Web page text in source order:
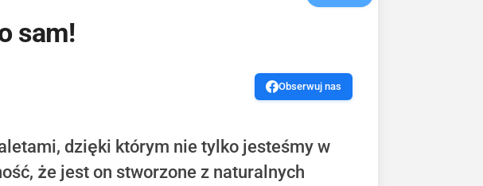
sam!
Obserwuj nas
dzięki którym nie tylko jesteśmy w
że jest on stworzone z naturalnych